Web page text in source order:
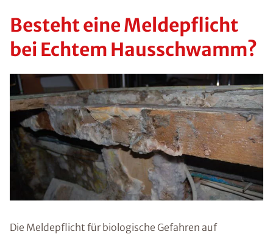
Besteht eine Meldepflicht
bei Echtem Hausschwamm?
Die Meldepflicht für biologische Gefahren auf